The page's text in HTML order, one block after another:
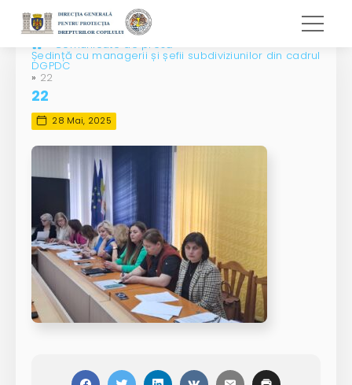
Comunicate de presă
Ședință cu managerii și șefii subdiviziunilor din cadrul
DGPDC
» 22
22
28 Mai, 2025